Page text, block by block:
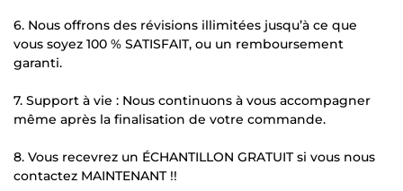
6. Nous offrons des révisions illimitées jusqu’à ce que
vous soyez 100 % SATISFAIT, ou un remboursement
garanti.
7. Support à vie : Nous continuons à vous accompagner
même après la finalisation de votre commande.
8. Vous recevrez un ÉCHANTILLON GRATUIT si vous nous
contactez MAINTENANT !!